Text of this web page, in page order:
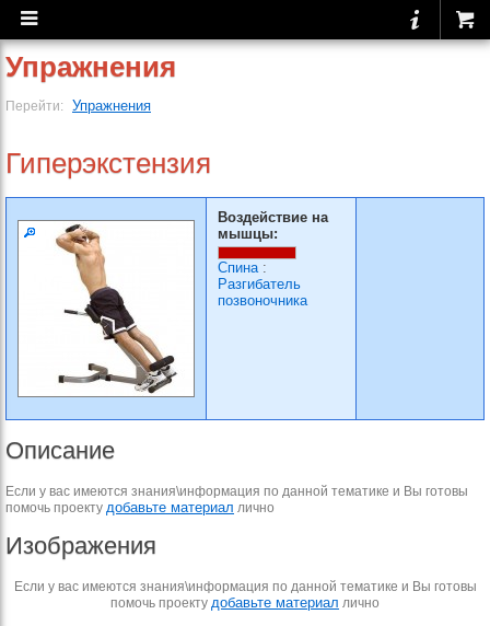
Упражнения
Перейти: Упражнения
Гиперэкстензия
Воздействие на
мышцы:
Спина:
Разгибатель
позвоночника
Описание
Если у вас имеются знания\информация по данной тематике и Вы готовы
помочь проекту добавьте материал лично
Изображения
Если у вас имеются знания\информация по данной тематике и Вы готовы
помочь проекту добавьте материал лично